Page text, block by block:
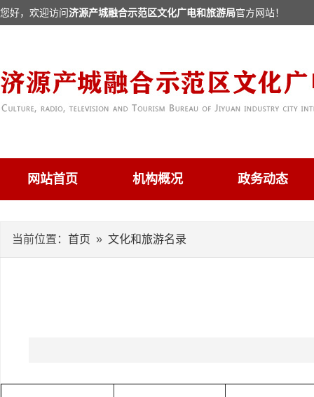
您好，欢迎访问济源产城融合示范区文化广电和旅游局官方网站！
网站首页 机构概况 政务动态
当前位置： 首页 » 文化和旅游名录